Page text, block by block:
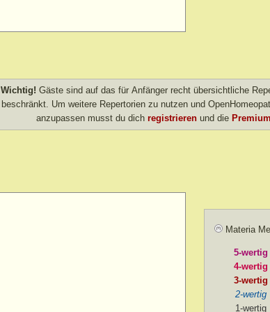
Wichtig! Gäste sind auf das für Anfänger recht übersichtliche
beschränkt. Um weitere Repertorien zu nutzen und
anzupassen musst du dich registrieren und die
Materia
5-wertig
4-wertig
3-wertig
2-wertig
1-wertig